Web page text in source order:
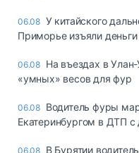
06.08 У китайского
Приморье изъяли деньги
06.08 Ha въeздax в
«yмныx» вecoв для фyp
06.08 Водитель фуры
Екатеринбургом в ДТП
06.08 В Бурятии